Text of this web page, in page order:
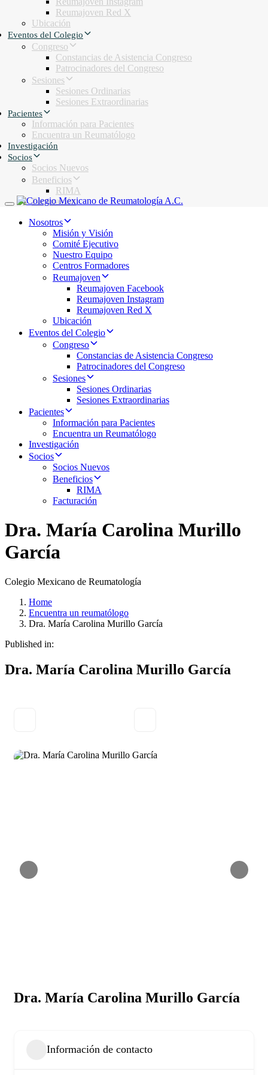
Reumajoven Red X
Ubicación
Eventos del Colegio
Congreso
Constancias de Asistencia Congreso
Patrocinadores del Congreso
Sesiones
Sesiones Ordinarias
Sesiones Extraordinarias
Pacientes
Información para Pacientes
Encuentra un Reumatólogo
Investigación
Socios
Socios Nuevos
Beneficios
RIMA
Facturación
Toggle navigation
Nosotros
Misión y Visión
Comité Ejecutivo
Nuestro Equipo
Centros Formadores
Reumajoven
Reumajoven Facebook
Reumajoven Instagram
Reumajoven Red X
Ubicación
Eventos del Colegio
Congreso
Constancias de Asistencia Congreso
Patrocinadores del Congreso
Sesiones
Sesiones Ordinarias
Sesiones Extraordinarias
Pacientes
Información para Pacientes
Encuentra un Reumatólogo
Investigación
Socios
Socios Nuevos
Beneficios
RIMA
Facturación
Dra. María Carolina Murillo
García
Colegio Mexicano de Reumatología
Home
Encuentra un reumatólogo
Dra. María Carolina Murillo García
Published in:
Dra. María Carolina Murillo García
Dra. María Carolina Murillo García
Información de contacto